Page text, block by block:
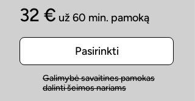
32 € už 60 min. pamoką
Pasirinkti
Galimybė savaitines pamokas
dalinti šeimos nariams